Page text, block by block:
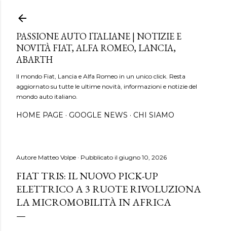
PASSIONE AUTO ITALIANE | NOTIZIE E
NOVITÀ FIAT, ALFA ROMEO, LANCIA,
ABARTH
Il mondo Fiat, Lancia e Alfa Romeo in un unico click. Resta
aggiornato su tutte le ultime novità, informazioni e notizie del
mondo auto italiano.
HOME PAGE GOOGLE NEWS CHI SIAMO
Autore Matteo Volpe Pubblicato il giugno 10, 2026
FIAT TRIS: IL NUOVO PICK-UP
ELETTRICO A 3 RUOTE RIVOLUZIONA
LA MICROMOBILITÀ IN AFRICA